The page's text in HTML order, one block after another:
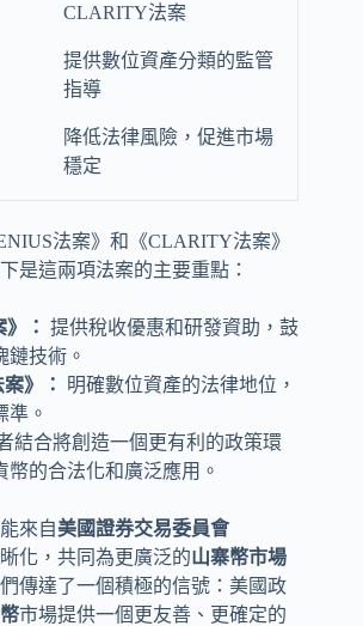
CLARITY法案
提供數位資產分類的監管
指導
降低法律風險，促進市場
穩定
法案》和《CLARITY法案》
是這兩項法案的主要重點：
： 提供稅收優惠和研發資助，鼓
鏈技術。
》：
明確數位資產的法律地位，
準。
結合將創造一個更有利的政策環
幣的合法化和廣泛應用。
來自美國證券交易委員會
化，共同為更廣泛的山寨幣市場
傳達了一個積極的信號：美國政
市場提供一個更友善、更確定的